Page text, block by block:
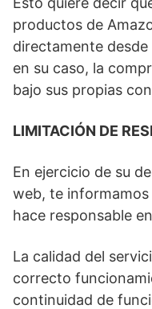
productos de
directamente
en su caso, la
bajo sus propias
LIMITACIÓN DE
En ejercicio de su
web, te informamos
hace responsable
La calidad del
correcto
continuidad de